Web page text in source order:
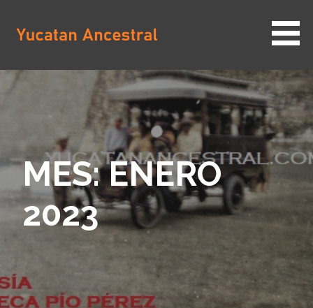
contenido
YUCATAN ANCESTRAL
MES: ENERO
2023